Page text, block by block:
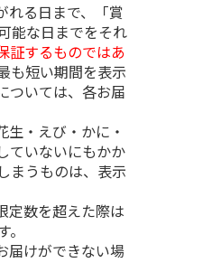
れる日まで、「賞
能な日までをそれ
証するものではあ
も短い期間を表示
ついては、各お届
・えび・かに・
ていないにもかか
まうものは、表示
定数を超えた際は
届けができない場